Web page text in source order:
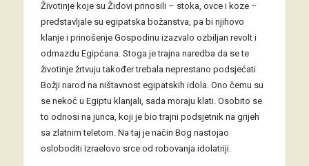
Životinje koje su Židovi prinosili – stoka, ovce i koze –
predstavljale su egipatska božanstva, pa bi njihovo
klanje i prinošenje Gospodinu izazvalo ozbiljan revolt i
odmazdu Egipćana. Stoga je trajna naredba da se te
životinje žrtvuju također trebala neprestano podsjećati
Božji narod na ništavnost egipatskih idola. Ono čemu su
se nekoć u Egiptu klanjali, sada moraju klati. Osobito se
to odnosi na junca, koji je bio trajni podsjetnik na grijeh
sa zlatnim teletom. Na taj je način Bog nastojao
osloboditi Izraelovo srce od robovanja idolatriji.